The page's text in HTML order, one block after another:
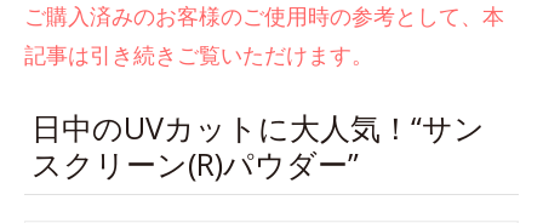
ご購入済みのお客様のご使用時の参考として、本
記事は引き続きご覧いただけます。
日中のUVカットに大人気！“サン
スクリーン(R)パウダー”